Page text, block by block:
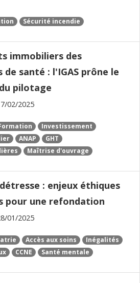
Sécurité incendie
immobiliers des
santé : l'IGAS prône le
pilotage
02/2025
Investissement
ANAP
GHT
Maîtrise d'ouvrage
: enjeux éthiques
pour une refondation
01/2025
Accès aux soins
Inégalités
CCNE Santé mentale